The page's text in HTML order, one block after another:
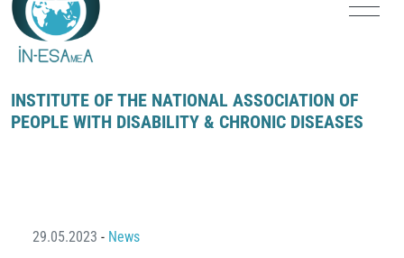
INSTITUTE OF THE NATIONAL ASSOCIATION OF
PEOPLE WITH DISABILITY & CHRONIC DISEASES
29.05.2023 - News